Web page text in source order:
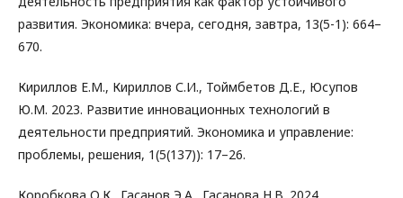
развития. Экономика: вчера, сегодня, завтра, 13(5-1): 664–
670.
Кириллов Е.М., Кириллов С.И., Тоймбетов Д.Е., Юсупов
Ю.М. 2023. Развитие инновационных технологий в
деятельности предприятий. Экономика и управление:
проблемы, решения, 1(5(137)): 17–26.